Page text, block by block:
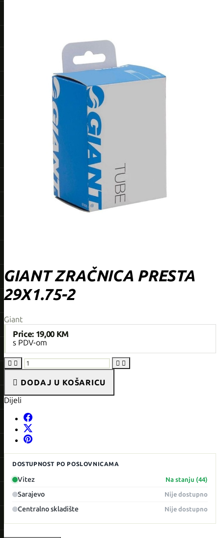
GIANT ZRAČNICA PRESTA
29X1.75-2
Giant
Price: 19,00 KM
s PDV-om
   
 DODAJ U KOŠARICU
Dijeli
DOSTUPNOST PO POSLOVNICAMA
Vitez Na stanju (44)
Sarajevo Nije dostupno
Centralno skladište Nije dostupno